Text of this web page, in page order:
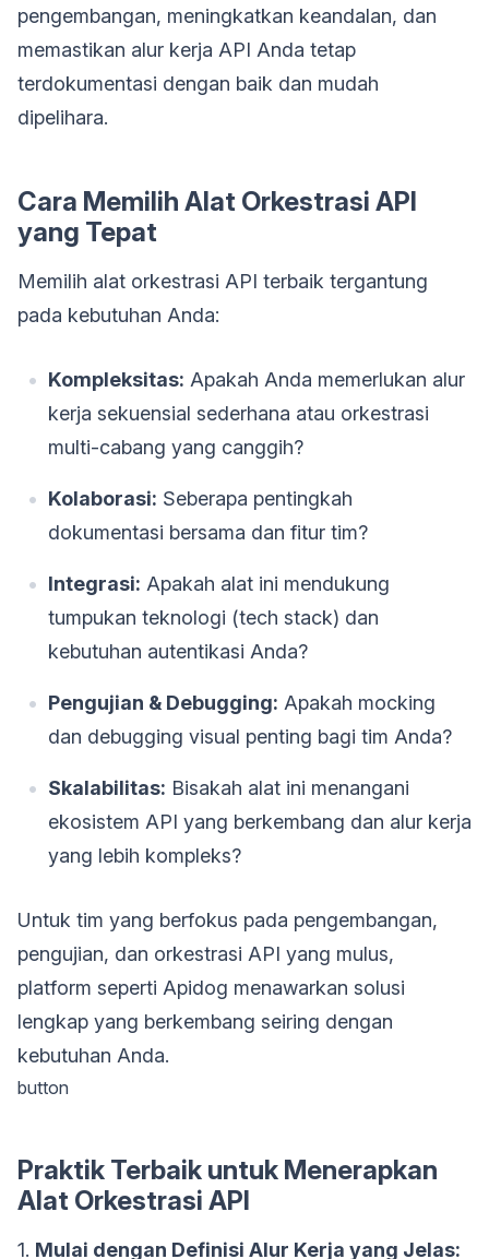
pengembangan, meningkatkan keandalan, dan
memastikan alur kerja API Anda tetap
terdokumentasi dengan baik dan mudah
dipelihara.
Cara Memilih Alat Orkestrasi API
yang Tepat
Memilih alat orkestrasi API terbaik tergantung
pada kebutuhan Anda:
Kompleksitas: Apakah Anda memerlukan alur
kerja sekuensial sederhana atau orkestrasi
multi-cabang yang canggih?
Kolaborasi: Seberapa pentingkah
dokumentasi bersama dan fitur tim?
Integrasi: Apakah alat ini mendukung
tumpukan teknologi (tech stack) dan
kebutuhan autentikasi Anda?
Pengujian & Debugging: Apakah mocking
dan debugging visual penting bagi tim Anda?
Skalabilitas: Bisakah alat ini menangani
ekosistem API yang berkembang dan alur kerja
yang lebih kompleks?
Untuk tim yang berfokus pada pengembangan,
pengujian, dan orkestrasi API yang mulus,
platform seperti Apidog menawarkan solusi
lengkap yang berkembang seiring dengan
kebutuhan Anda.
button
Praktik Terbaik untuk Menerapkan
Alat Orkestrasi API
1. Mulai dengan Definisi Alur Kerja yang Jelas: